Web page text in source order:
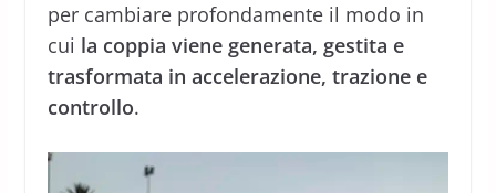
per cambiare profondamente il modo in
cui la coppia viene generata, gestita e
trasformata in accelerazione, trazione e
controllo.